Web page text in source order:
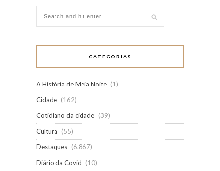
CATEGORIAS
A História de Meia Noite (1)
Cidade (162)
Cotidiano da cidade (39)
Cultura
(55)
Destaques (6.867)
Diário da Covid
(10)